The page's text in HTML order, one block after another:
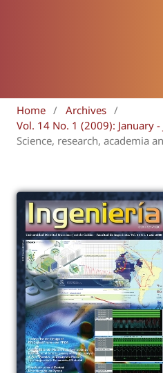
Home / Archives /
Vol. 14 No. 1 (2009): January -
Science, research, academia